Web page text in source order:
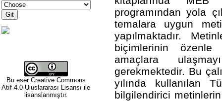
Bu eser Creative Commons
Atıf 4.0 Uluslararası Lisansı ile
lisanslanmıştır.
programından yola
temalara uygun
yapılmaktadır.
biçimlerinin özenle
amaçlara
gerekmektedir. Bu
yılında kullanılan
bilgilendirici